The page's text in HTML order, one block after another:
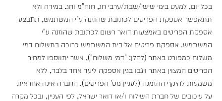
בכל יום, למעט בימי שישי/שבת/ערבי חג, חוה"מ וחג. במידה ולא
תתאפשר אספקת הפריטים לכתובת שהוזנה ע"י המשתמש, תתבצע
אספקת הפריטים באמצעות דואר רשום לכתובת שהוזנה ע"י
המשתמש. אספקת פריטים אל בית המשתמש כרוכה בתשלום דמי
משלוח כמפורט באתר (להלן: "דמי משלוח"), אשר יתווספו למחיר
הפריטים המצוין באתר ויגבו בגין אספקה ליעד אחד בלבד, ללא
משמעות להיקף ההזמנה (לעניין מס' הפריטים). החברה אינה אחראית
על עיכובים של חברת השילוח ו/או דואר ישראל, לפי העניין, ובכל מקרה